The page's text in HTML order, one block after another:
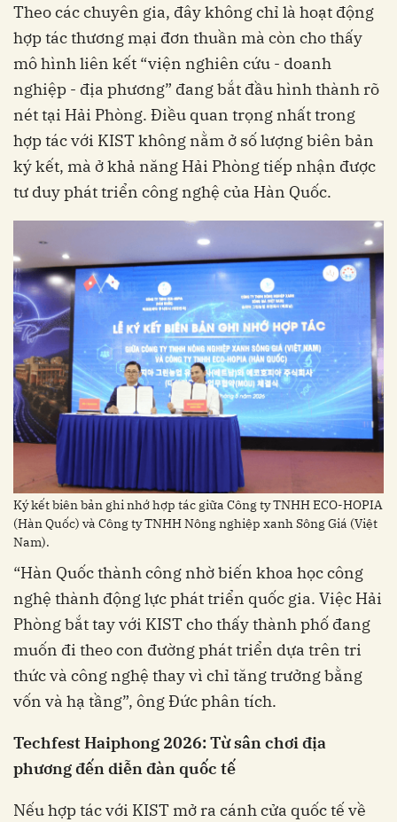
Theo các chuyên gia, đây không chỉ là hoạt động
hợp tác thương mại đơn thuần mà còn cho thấy
mô hình liên kết “viện nghiên cứu - doanh
nghiệp - địa phương” đang bắt đầu hình thành rõ
nét tại Hải Phòng. Điều quan trọng nhất trong
hợp tác với KIST không nằm ở số lượng biên bản
ký kết, mà ở khả năng Hải Phòng tiếp nhận được
tư duy phát triển công nghệ của Hàn Quốc.
Ký kết biên bản ghi nhớ hợp tác giữa Công ty TNHH ECO-HOPIA
(Hàn Quốc) và Công ty TNHH Nông nghiệp xanh Sông Giá (Việt
Nam).
“Hàn Quốc thành công nhờ biến khoa học công
nghệ thành động lực phát triển quốc gia. Việc Hải
Phòng bắt tay với KIST cho thấy thành phố đang
muốn đi theo con đường phát triển dựa trên tri
thức và công nghệ thay vì chỉ tăng trưởng bằng
vốn và hạ tầng”, ông Đức phân tích.
Techfest Haiphong 2026:Từsânchơiđịa
phươngđếndiễnđànquốc tế
Nếu hợp tác với KIST mở ra cánh cửa quốc tế về